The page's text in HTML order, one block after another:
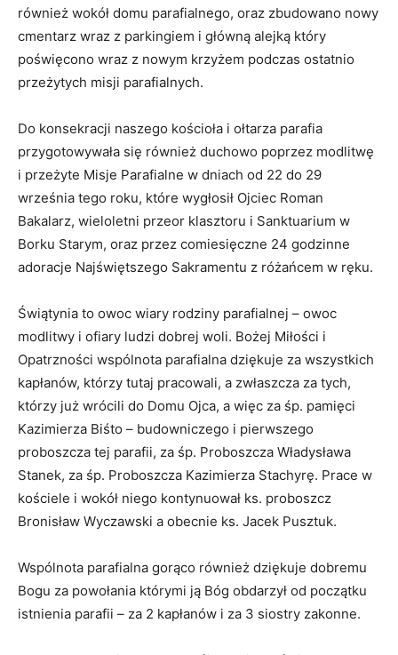
również wokół domu parafialnego, oraz zbudowano nowy
cmentarz wraz z parkingiem i główną alejką który
poświęcono wraz z nowym krzyżem podczas ostatnio
przeżytych misji parafialnych.
Do konsekracji naszego kościoła i ołtarza parafia
przygotowywała się również duchowo poprzez modlitwę
i przeżyte Misje Parafialne w dniach od 22 do 29
września tego roku, które wygłosił Ojciec Roman
Bakalarz, wieloletni przeor klasztoru i Sanktuarium w
Borku Starym, oraz przez comiesięczne 24 godzinne
adoracje Najświętszego Sakramentu z różańcem w ręku.
Świątynia to owoc wiary rodziny parafialnej – owoc
modlitwy i ofiary ludzi dobrej woli. Bożej Miłości i
Opatrzności wspólnota parafialna dziękuje za wszystkich
kapłanów, którzy tutaj pracowali, a zwłaszcza za tych,
którzy już wrócili do Domu Ojca, a więc za śp. pamięci
Kazimierza Biśto – budowniczego i pierwszego
proboszcza tej parafii, za śp. Proboszcza Władysława
Stanek, za śp. Proboszcza Kazimierza Stachyrę. Prace w
kościele i wokół niego kontynuował ks. proboszcz
Bronisław Wyczawski a obecnie ks. Jacek Pusztuk.
Wspólnota parafialna gorąco również dziękuje dobremu
Bogu za powołania którymi ją Bóg obdarzył od początku
istnienia parafii – za 2 kapłanów i za 3 siostry zakonne.